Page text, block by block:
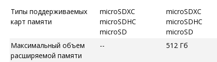
Типы поддерживаемых
карт памяти
microSDXC
microSDHC
microSD
microSDXC
microSDHC
microSD
Максимальный объем
расширяемой памяти
-- 512 Гб